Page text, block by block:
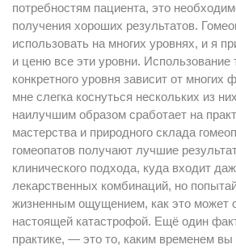
потребностям пациента, это
получения хороших результатов.
использовать на многих уровнях, и я
и ценю все эти уровни. Использование
конкретного уровня зависит от многих
мне слегка коснуться нескольких из
наилучшим образом сработает на
мастерства и природного склада
гомеопатов получают лучшие
клинического подхода, куда входит
лекарственных комбинаций, но
жизненным ощущением, как это может
настоящей катастрофой. Ещё один
практике, — это то, каким временем вы